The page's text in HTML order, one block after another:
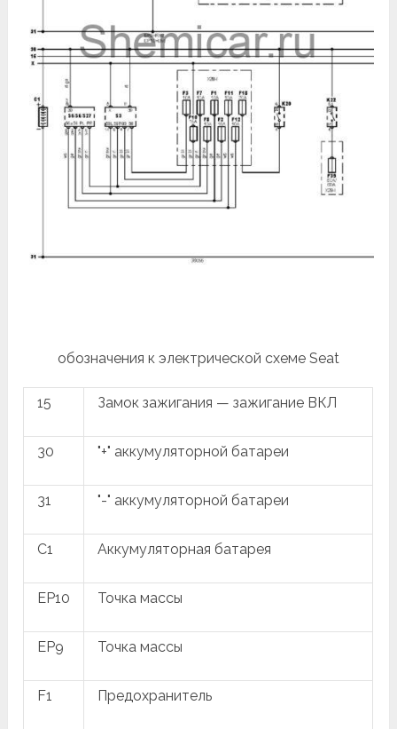
обозначения к электрической схеме Seat
15 Замок зажигания — зажигание ВКЛ
30 "+" аккумуляторной батареи
31 "-" аккумуляторной батареи
C1 Аккумуляторная батарея
EP10 Точка массы
EP9 Точка массы
F1 Предохранитель